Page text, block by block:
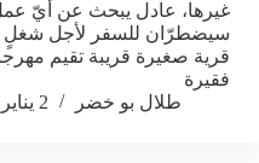
غيرها، عادل يبحث عن أيّ
سيضطرّان للسفر لأجل شغلٍ
قرية صغيرة قريبة تقيم
فقيرة
طلال بو خضر
2 يناير, 2017